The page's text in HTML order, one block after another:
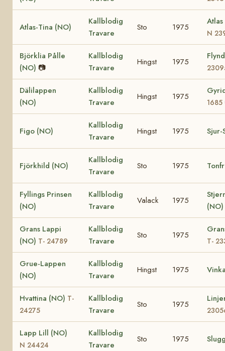
Atlas-Tina (NO)
Kallblodig
Travare
Sto 1975
N
Björklia Pålle
(NO) 📷
Kallblodig
Travare
Hingst 1975
Dälilappen
(NO)
Kallblodig
Travare
Hingst 1975
1685
Figo (NO)
Kallblodig
Travare
Hingst 1975 Sjur-
Fjörkhild (NO)
Kallblodig
Travare
Sto 1975
Fyllings Prinsen
(NO)
Kallblodig
Travare
Valack 1975
(NO)
Grans Lappi
(NO) T- 24789
Kallblodig
Travare
Sto 1975
T-
Grue-Lappen
(NO)
Kallblodig
Travare
Hingst 1975
Hvattina (NO) T-
24275
Kallblodig
Travare
Sto 1975
Lapp Lill (NO)
N 24424
Kallblodig
Travare
Sto 1975